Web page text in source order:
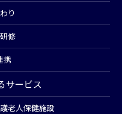
り
修
携
サービス
老人保健施設